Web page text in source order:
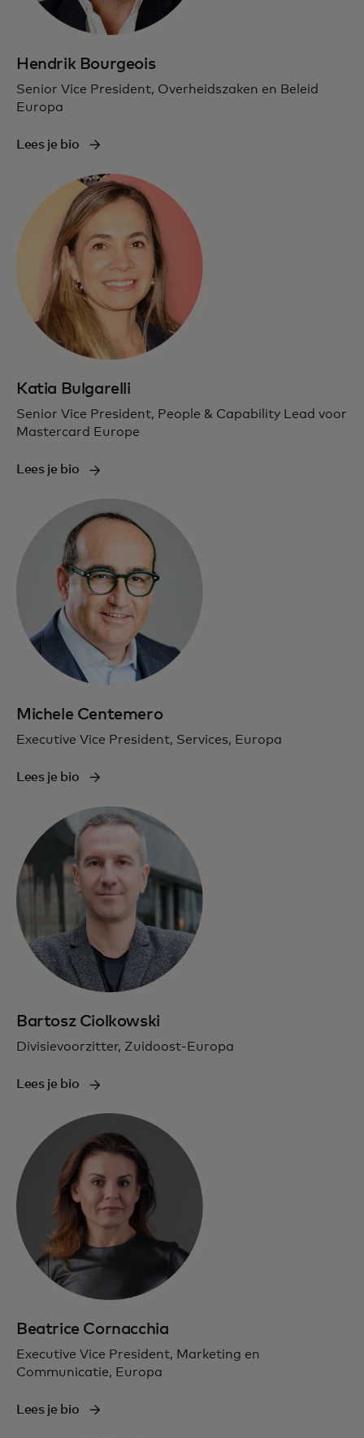
Hendrik Bourgeois
Senior Vice President, Overheidszaken en Beleid
Europa
Lees je bio
Katia Bulgarelli
Senior Vice President, People & Capability Lead voor
Mastercard Europe
Lees je bio
Michele Centemero
Executive Vice President, Services, Europa
Lees je bio
Bartosz Ciolkowski
Divisievoorzitter, Zuidoost-Europa
Lees je bio
Beatrice Cornacchia
Executive Vice President, Marketing en
Communicatie, Europa
Lees je bio